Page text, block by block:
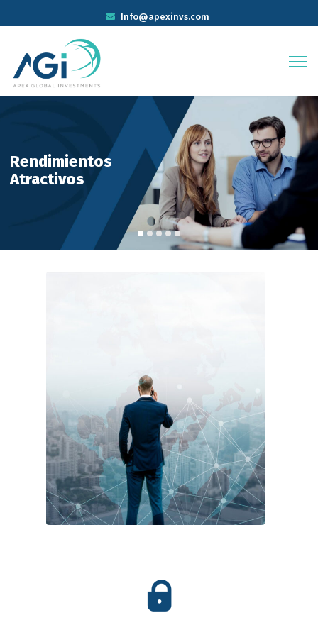
Info@apexinvs.com
Rendimientos
Atractivos